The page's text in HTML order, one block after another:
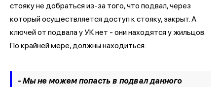
стояку не добраться из-за того, что подвал, через
который осуществляется доступ к стояку, закрыт. А
ключей от подвала у УК нет - они находятся у жильцов.
По крайней мере, должны находиться:
- Мы не можем попасть в подвал данного